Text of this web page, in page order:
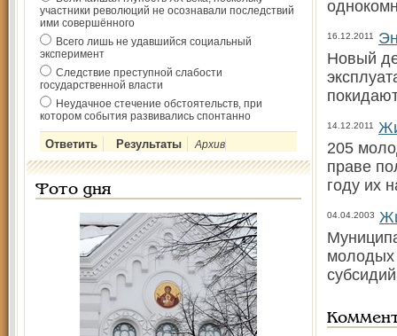
участники революций не осознавали последствий
ими совершённого
Всего лишь не удавшийся социальный
эксперимент
Следствие преступной слабости
государственной власти
Неудачное стечение обстоятельств, при
котором события развивались спонтанно
Архив
Фото дня
16.12.2011
Новый
14.12.2011
205
праве
году их
04.04.2003
молодых
субсидий